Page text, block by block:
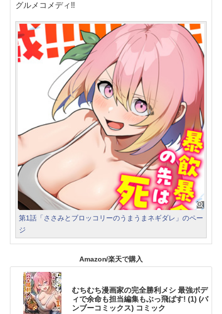
グルメコメディ!!
第1話「ささみとブロッコリーのうまうまネギダレ」のペー
ジ
Amazon/楽天で購入
むちむち漫画家の完全勝利メシ 最強ボデ
ィで余命も担当編集もぶっ飛ばす! (1) (バ
ンブーコミックス) コミック